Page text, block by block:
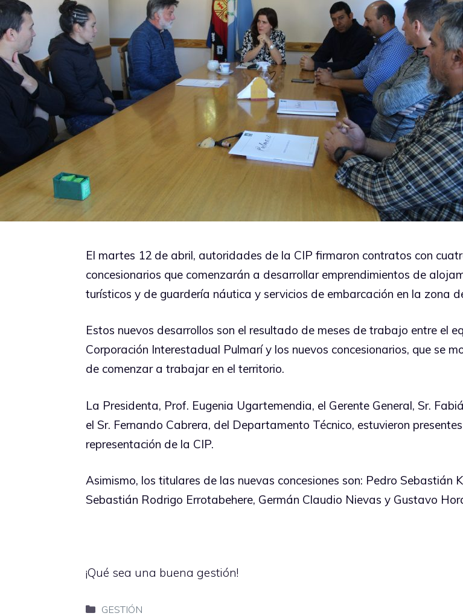
El martes 12 de abril, autoridades de la CIP firmaron contratos con
concesionarios que comenzarán a desarrollar emprendimientos de
turísticos y de guardería náutica y servicios de embarcación en la zona
Estos nuevos desarrollos son el resultado de meses de trabajo entre el
Corporación Interestadual Pulmarí y los nuevos concesionarios, que se
de comenzar a trabajar en el territorio.
La Presidenta, Prof. Eugenia Ugartemendia, el Gerente General, Sr.
el Sr. Fernando Cabrera, del Departamento Técnico, estuvieron
representación de la CIP.
Asimismo, los titulares de las nuevas concesiones son: Pedro Sebastián
Sebastián Rodrigo Errotabehere, Germán Claudio Nievas y Gustavo
¡Qué sea una buena gestión!
Categorías
GESTIÓN